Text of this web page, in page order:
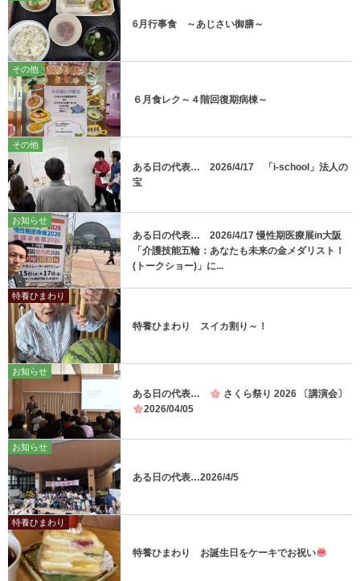
6月行事食 ～あじさい御膳～
その他
６月食レク～４階回復期病棟～
その他
ある日の代表… 2026/4/17 「i-school」法人の
宝
お知らせ
ある日の代表… 2026/4/17 慢性期医療展in大阪
「介護技能五輪：あなたも未来の金メダリスト！
(トークショー)」に...
特養ひまわり
特養ひまわり スイカ割り～！
お知らせ
ある日の代表…
さくら祭り 2026 〔講演会〕
2026/04/05
お知らせ
ある日の代表…2026/4/5
特養ひまわり
特養ひまわり お誕生日をケーキでお祝い